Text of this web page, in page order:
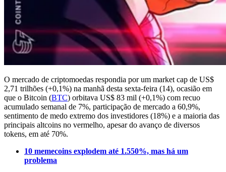
O mercado de criptomoedas respondia por um market cap de US$
2,71 trilhões (+0,1%) na manhã desta sexta-feira (14), ocasião em
que o Bitcoin (BTC) orbitava US$ 83 mil (+0,1%) com recuo
acumulado semanal de 7%, participação de mercado a 60,9%,
sentimento de medo extremo dos investidores (18%) e a maioria das
principais altcoins no vermelho, apesar do avanço de diversos
tokens, em até 70%.
10 memecoins explodem até 1.550%, mas há um
problema